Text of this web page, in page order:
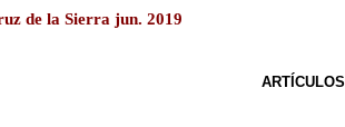
de la Sierra jun. 2019
ARTÍCULOS